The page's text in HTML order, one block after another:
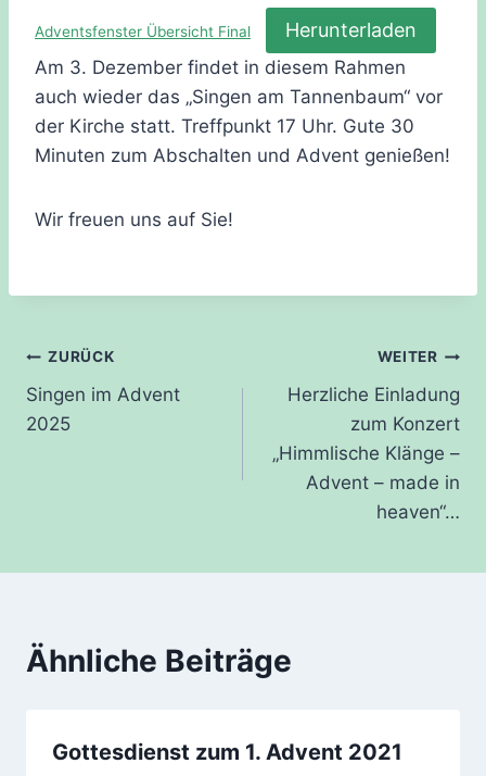
Adventsfenster Übersicht Final Herunterladen
Am 3. Dezember findet in diesem Rahmen
auch wieder das „Singen am Tannenbaum“ vor
der Kirche statt. Treffpunkt 17 Uhr. Gute 30
Minuten zum Abschalten und Advent genießen!
Wir freuen uns auf Sie!
Beitragsnavigation
ZURÜCK
Singen im Advent
2025
WEITER
Herzliche Einladung
zum Konzert
„Himmlische Klänge –
Advent – made in
heaven“…
Ähnliche Beiträge
Gottesdienst zum 1. Advent 2021